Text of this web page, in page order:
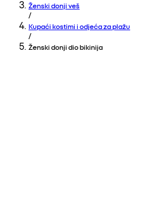
Ženski donji veš
/
Kupaći kostimi i odjeća za plažu
/
Ženski donji dio bikinija